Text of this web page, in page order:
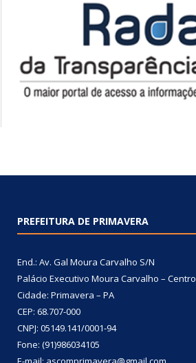
PREFEITURA DE PRIMAVERA
End.: Av. Gal Moura Carvalho S/N
Palácio Executivo Moura Carvalho – Centro
Cidade: Primavera – PA
CEP: 68.707-000
CNPJ: 05149.141/0001-94
Fone: (91)986034105